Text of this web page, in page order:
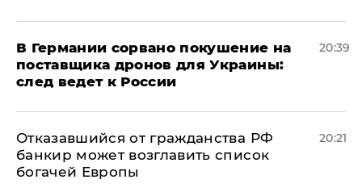
​В Германии сорвано покушение на
поставщика дронов для Украины:
след ведет к России
20:39
Отказавшийся от гражданства РФ
банкир может возглавить список
богачей Европы
20:21